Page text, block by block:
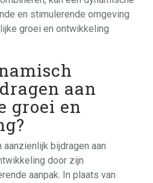
en stimulerende omgeving
groei en ontwikkeling
aan
groei en
aanzienlijk bijdragen aan
door zijn
aanpak. In plaats van